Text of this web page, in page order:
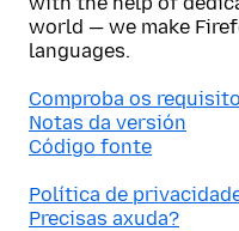
world — we make
languages.
Comproba os
Notas da versión
Código fonte
Política de
Precisas axuda?